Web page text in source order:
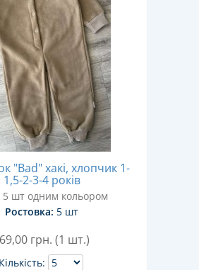
"Bad" хакі, хлопчик 1-
1,5-2-3-4 років
5 шт одним кольором
Ростовка: 5 шт
грн. (1 шт.)
Кількість: